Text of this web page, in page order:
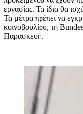
εργασίας. Τα ίδια θα
Τα μέτρα πρέπει να
κοινοβουλίου, τη
Παρασκευή.